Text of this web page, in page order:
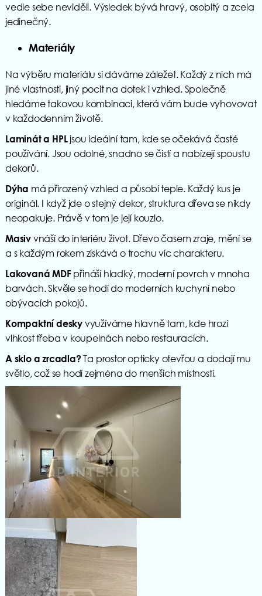
vedle sebe neviděli. Výsledek bývá hravý, osobitý a zcela
jedinečný.
Materiály
Na výběru materiálu si dáváme záležet. Každý z nich má
jiné vlastnosti, jiný pocit na dotek i vzhled. Společně
hledáme takovou kombinaci, která vám bude vyhovovat
v každodenním životě.
Laminát a HPLjsou ideální tam, kde se očekává časté
používání. Jsou odolné, snadno se čistí a nabízejí spoustu
dekorů.
Dýha má přirozený vzhled a působí teple. Každý kus je
originál. I když jde o stejný dekor, struktura dřeva se nikdy
neopakuje. Právě v tom je její kouzlo.
Masivvnáší do interiéru život. Dřevo časem zraje, mění se
a s každým rokem získává o trochu víc charakteru.
Lakovaná MDF přináší hladký, moderní povrch v mnoha
barvách. Skvěle se hodí do moderních kuchyní nebo
obývacích pokojů.
Kompaktní deskyvyužíváme hlavně tam, kde hrozí
vlhkost třeba v koupelnách nebo restauracích.
A sklo a zrcadla?Ta prostor opticky otevřou a dodají mu
světlo, což se hodí zejména do menších místností.